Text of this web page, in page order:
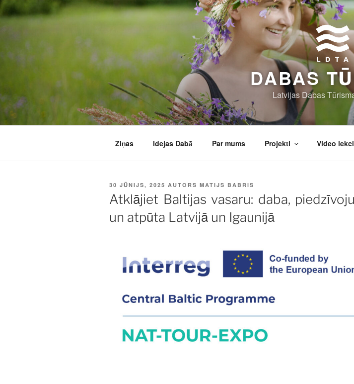
Doties
uz
saturu
DABAS
Latvijas Dabas
Ziņas Idejas Dabā Par mums Projekti Video
PUBLICĒTS
30 JŪNIJS, 2025 AUTORS MATIJS BABRIS
Atklājiet Baltijas vasaru: daba,
un atpūta Latvijā un Igaunijā